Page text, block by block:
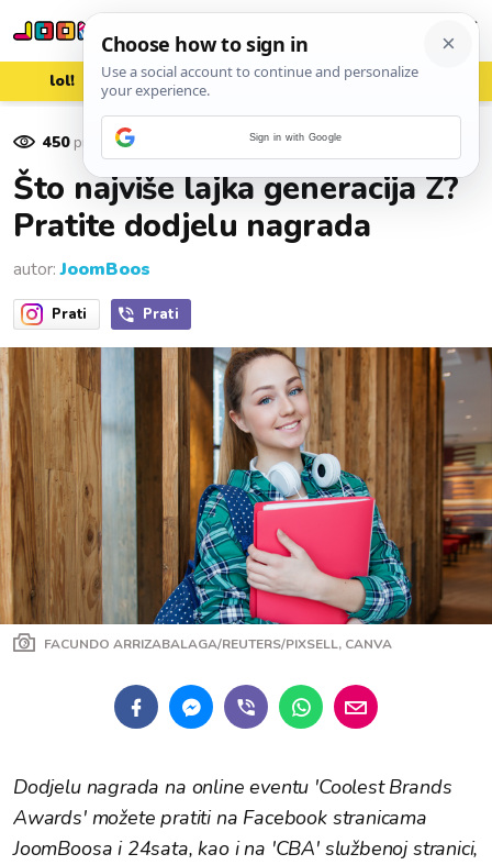
lol! aww vrh! woot?!
450pregleda
Što najviše lajka generacija Z?
Pratite dodjelu nagrada
autor:JoomBoos
Prati Prati
FACUNDO ARRIZABALAGA/REUTERS/PIXSELL, CANVA
Dodjelu nagrada na online eventu 'Coolest Brands
Awards' možete pratiti na Facebook stranicama
JoomBoosa i 24sata, kao i na 'CBA' službenoj stranici,
Sign in with Google